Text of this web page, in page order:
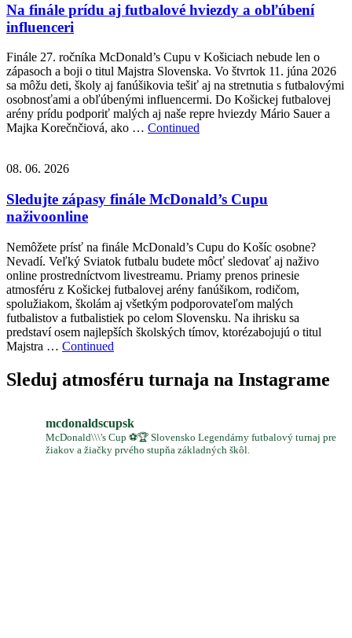
Na finále prídu aj futbalové hviezdy a obľúbení
influenceri
Finále 27. ročníka McDonald’s Cupu v Košiciach nebude len o
zápasoch a boji o titul Majstra Slovenska. Vo štvrtok 11. júna 2026
sa môžu deti, školy aj fanúšikovia tešiť aj na stretnutia s futbalovými
osobnosťami a obľúbenými influencermi. Do Košickej futbalovej
arény prídu podporiť malých aj naše repre hviezdy Mário Sauer a
Majka Korečnčiová, ako … Continued
08. 06. 2026
Sledujte zápasy finále McDonald’s Cupu
naživoonline
Nemôžete prísť na finále McDonald’s Cupu do Košíc osobne?
Nevadí. Veľký Sviatok futbalu budete môcť sledovať aj naživo
online prostredníctvom livestreamu. Priamy prenos prinesie
atmosféru z Košickej futbalovej arény fanúšikom, rodičom,
spolužiakom, školám aj všetkým podporovateľom malých
futbalistov a futbalistiek po celom Slovensku. Na ihrisku sa
predstaví osem najlepších školských tímov, ktorézabojujú o titul
Majstra … Continued
Sleduj atmosféru turnaja na Instagrame
mcdonaldscupsk
McDonald\\\'s Cup ⚽️🏆 Slovensko Legendárny futbalový turnaj pre
žiakov a žiačky prvého stupňa základných škôl.